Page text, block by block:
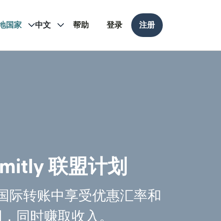
国家 中文 帮助 登录 注册
联盟计划
际转账中享受优惠汇率和
同时赚取收入。